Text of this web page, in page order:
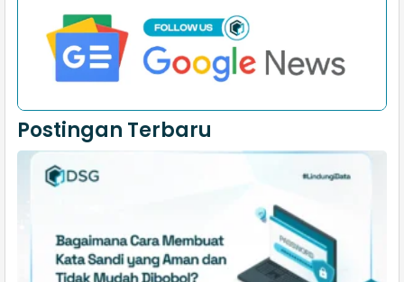
Postingan Terbaru